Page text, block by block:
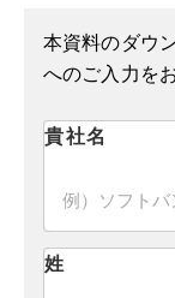
本資料のダウ
へのご入力を
貴社名
姓